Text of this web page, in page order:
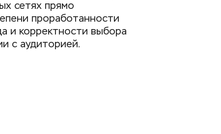
сетях прямо
проработанности
и корректности выбора
с аудиторией.